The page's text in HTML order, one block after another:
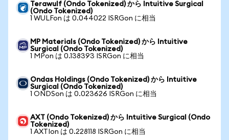
Terawulf (Ondo Tokenized) から Intuitive Surgical
(Ondo Tokenized)
1 WULFon は 0.044022 ISRGon に相当
MP Materials (Ondo Tokenized) から Intuitive
Surgical (Ondo Tokenized)
1 MPon は 0.138393 ISRGon に相当
Ondas Holdings (Ondo Tokenized) から Intuitive
Surgical (Ondo Tokenized)
1 ONDSon は 0.023626 ISRGon に相当
AXT (Ondo Tokenized) から Intuitive Surgical (Ondo
Tokenized)
1 AXTIon は 0.228118 ISRGon に相当